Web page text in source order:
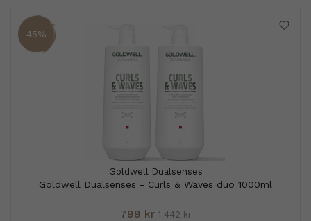
45%
Goldwell Dualsenses
Goldwell Dualsenses - Curls & Waves duo 1000ml
799 kr 1 442 kr